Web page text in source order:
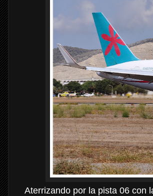
Aterrizando por la pista 06 con